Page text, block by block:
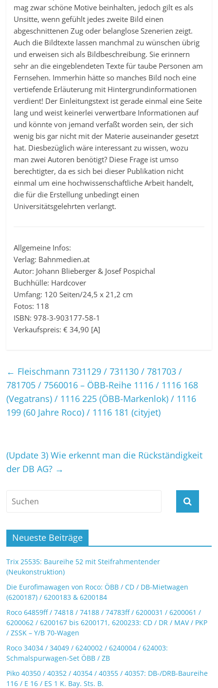
mag zwar schöne Motive beinhalten, jedoch gilt es als
Unsitte, wenn gefühlt jedes zweite Bild einen
abgeschnittenen Zug oder belanglose Szenerien zeigt.
Auch die Bildtexte lassen manchmal zu wünschen übrig
und erweisen sich als Bildbeschreibung. Sie erinnern
sehr an die eingeblendeten Texte für taube Personen am
Fernsehen. Immerhin hätte so manches Bild noch eine
vertiefende Erläuterung mit Hintergrundinformationen
verdient! Der Einleitungstext ist gerade einmal eine Seite
lang und weist keinerlei verwertbare Informationen auf
und könnte von jemand verfaßt worden sein, der sich
wenig bis gar nicht mit der Materie auseinander gesetzt
hat. Diesbezüglich wäre interessant zu wissen, wozu
man zwei Autoren benötigt? Diese Frage ist umso
berechtigter, da es sich bei dieser Publikation nicht
einmal um eine hochwissenschaftliche Arbeit handelt,
die für die Erstellung unbedingt einen
Universitätsgelehrten verlangt.
Allgemeine Infos:
Verlag: Bahnmedien.at
Autor: Johann Blieberger & Josef Pospichal
Buchhülle: Hardcover
Umfang: 120 Seiten/24,5 x 21,2 cm
Fotos: 118
ISBN: 978-3-903177-58-1
Verkaufspreis: € 34,90 [A]
← Fleischmann 731129 / 731130 / 781703 /
781705 / 7560016 – ÖBB-Reihe 1116 / 1116 168
(Vegatrans) / 1116 225 (ÖBB-Markenlok) / 1116
199 (60 Jahre Roco) / 1116 181 (cityjet)
(Update 3) Wie erkennt man die Rückständigkeit
der DB AG? →
Neueste Beiträge
Trix 25535: Baureihe 52 mit Steifrahmentender
(Neukonstruktion)
Die Eurofimawagen von Roco: ÖBB / CD / DB-Mietwagen
(6200187) / 6200183 & 6200184
Roco 64859ff / 74818 / 74188 / 74783ff / 6200031 / 6200061 /
6200062 / 6200167 bis 6200171, 6200233: CD / DR / MAV / PKP
/ ZSSK – Y/B 70-Wagen
Roco 34034 / 34049 / 6240002 / 6240004 / 624003:
Schmalspurwagen-Set ÖBB / ZB
Piko 40350 / 40352 / 40354 / 40355 / 40357: DB-/DRB-Baureihe
116 / E 16 / ES 1 K. Bay. Sts. B.